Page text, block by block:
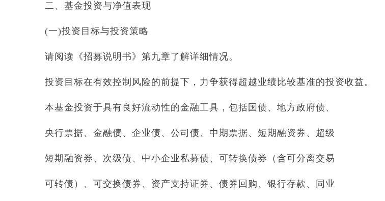
二、基金投资与净值表现
(一)投资目标与投资策略
请阅读《招募说明书》第九章了解详细情况。
投资目标在有效控制风险的前提下，力争获得超越业绩比较基准的投资收益。
本基金投资于具有良好流动性的金融工具，包括国债、地方政府债、
央行票据、金融债、企业债、公司债、中期票据、短期融资券、超级
短期融资券、次级债、中小企业私募债、可转换债券（含可分离交易
可转债）、可交换债券、资产支持证券、债券回购、银行存款、同业